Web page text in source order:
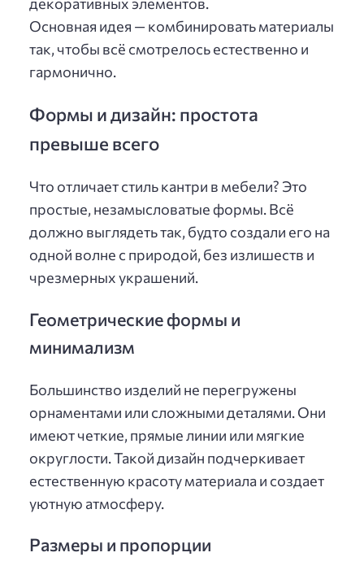
Основная идея — комбинировать материалы
так, чтобы всё смотрелось естественно и
гармонично.
Формы и дизайн: простота
превыше всего
Что отличает стиль кантри в мебели? Это
простые, незамысловатые формы. Всё
должно выглядеть так, будто создали его на
одной волне с природой, без излишеств и
чрезмерных украшений.
Геометрические формы и
минимализм
Большинство изделий не перегружены
орнаментами или сложными деталями. Они
имеют четкие, прямые линии или мягкие
округлости. Такой дизайн подчеркивает
естественную красоту материала и создает
уютную атмосферу.
Размеры и пропорции